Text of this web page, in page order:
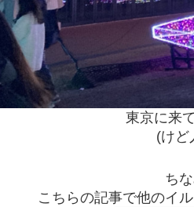
東京に来
(けど
ち
こちらの記事で他のイ